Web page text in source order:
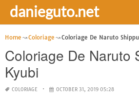
danieguto.net
Home Coloriage Coloriage De Naruto
Coloriage De Naruto
Kyubi
COLORIAGE OCTOBER 31, 2019 05:28